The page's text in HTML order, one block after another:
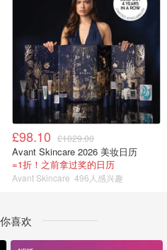
£98.10 £1029.00
Avant Skincare 2026 美妆日历
=1折！之前拿过奖的日历
Avant Skincare 496人感兴趣
喜欢